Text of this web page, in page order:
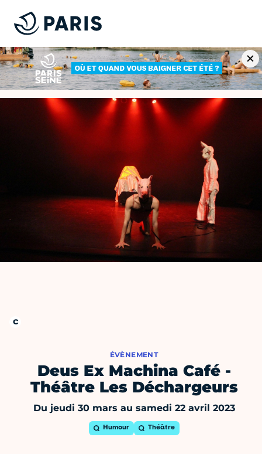
ÉVÈNEMENT
Deus Ex Machina Café -
Théâtre Les Déchargeurs
Du jeudi 30 mars au samedi 22 avril 2023
Humour Théâtre